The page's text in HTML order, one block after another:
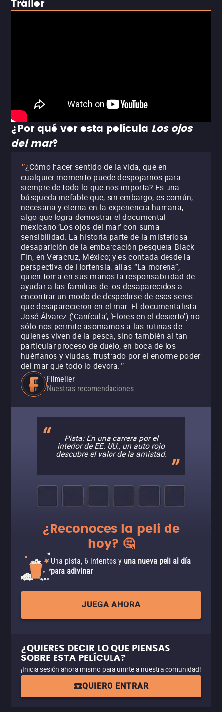
Tráiler
¿Por qué ver esta película Los ojos
del mar?
"¿Cómo hacer sentido de la vida, que en
cualquier momento puede despojarnos para
siempre de todo lo que nos importa? Es una
búsqueda inefable que, sin embargo, es común,
necesaria y eterna en la experiencia humana,
algo que logra demostrar el documental
mexicano ‘Los ojos del mar’ con suma
sensibilidad. La historia parte de la misteriosa
desaparición de la embarcación pesquera Black
Fin, en Veracruz, México; y es contada desde la
perspectiva de Hortensia, alias “La morena”,
quien toma en sus manos la responsabilidad de
ayudar a las familias de los desaparecidos a
encontrar un modo de despedirse de esos seres
que desaparecieron en el mar. El documentalista
José Álvarez (‘Canícula’, ‘Flores en el desierto’) no
sólo nos permite asomarnos a las rutinas de
quienes viven de la pesca, sino también al tan
particular proceso de duelo, en boca de los
huérfanos y viudas, frustrado por el enorme poder
del mar que todo lo devora."
Filmelier
Nuestras recomendaciones
Pista: En una carrera por el
interior de EE. UU., un auto rojo
descubre el valor de la amistad.
¿Reconoces la peli de
hoy? 🤔
Una pista, 6 intentos y una nueva peli al día
para adivinar
JUEGA AHORA
¿QUIERES DECIR LO QUE PIENSAS
SOBRE ESTA PELÍCULA?
¡Inicia sesión ahora mismo para unirte a nuestra comunidad!
QUIERO ENTRAR